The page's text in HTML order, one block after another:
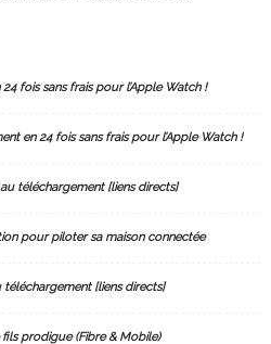
fois sans frais pour l’Apple Watch !
en 24 fois sans frais pour l’Apple Watch !
téléchargement [liens directs]
pour piloter sa maison connectée
téléchargement [liens directs]
prodigue (Fibre & Mobile)